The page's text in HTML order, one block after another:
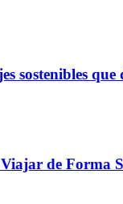
sostenibles que
de Forma